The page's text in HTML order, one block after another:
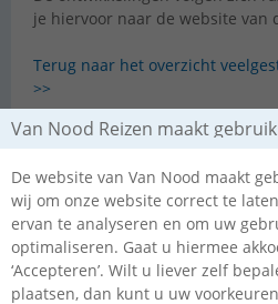
je hiervoor naar de website van
Terug naar het overzicht
>>
Van Nood Reizen maakt
De website van Van Nood maakt
wij om onze website correct te
ervan te analyseren en om uw
optimaliseren. Gaat u hiermee
‘Accepteren’. Wilt u liever zelf
plaatsen, dan kunt u uw